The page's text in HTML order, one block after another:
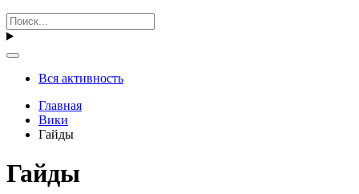
Вся активность
Главная
Вики
Гайды
Гайды